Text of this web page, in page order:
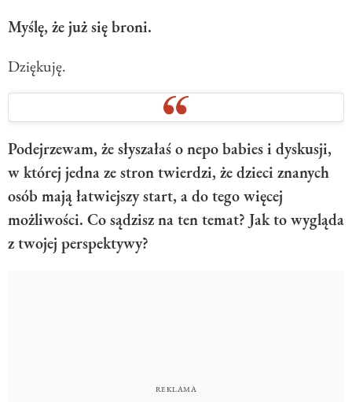
Myślę, że już się broni.
Dziękuję.
Podejrzewam, że słyszałaś o nepo babies i dyskusji,
w której jedna ze stron twierdzi, że dzieci znanych
osób mają łatwiejszy start, a do tego więcej
możliwości. Co sądzisz na ten temat? Jak to wygląda
z twojej perspektywy?